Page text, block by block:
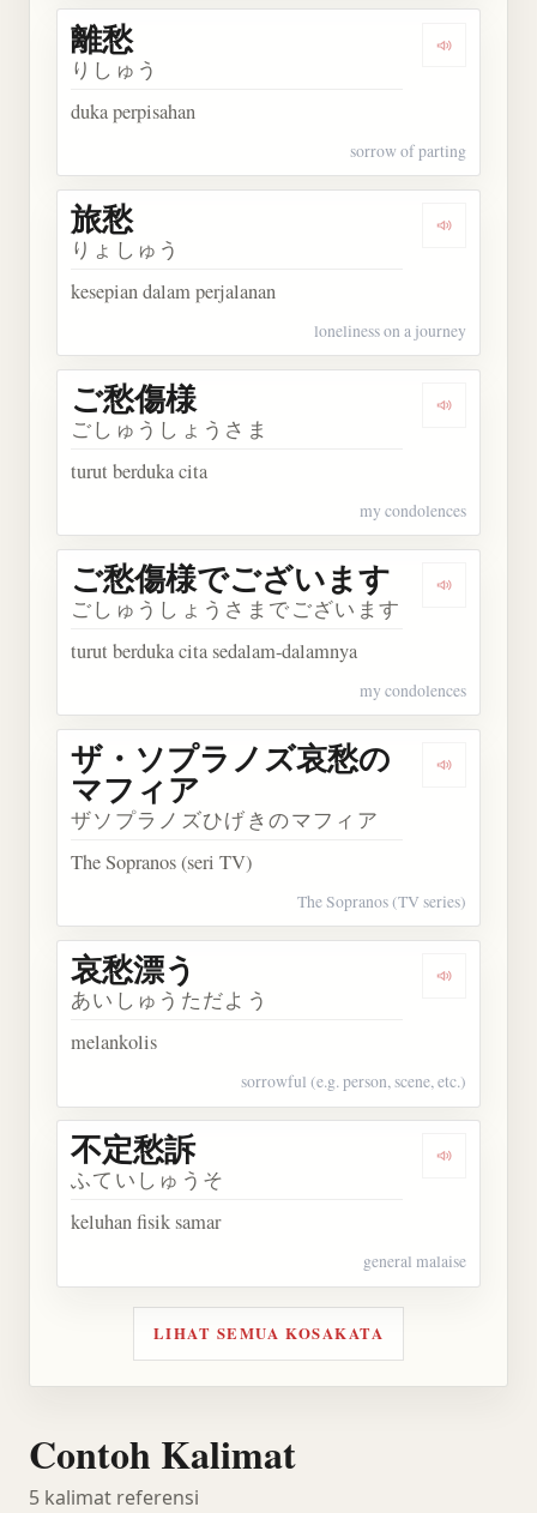
Dengarkan
離愁
りしゅう
duka perpisahan
sorrow of parting
Dengarkan
旅愁
りょしゅう
kesepian dalam perjalanan
loneliness on a journey
Dengarkan
ご愁傷様
ごしゅうしょうさま
turut berduka cita
my condolences
Dengarkan
ご愁傷様でございます
ごしゅうしょうさまでございます
turut berduka cita sedalam-dalamnya
my condolences
ザ・ソプラノズ哀愁の
マフィア
ザソプラノズひげきのマフィア
The Sopranos (seri TV)
The Sopranos (TV series)
Dengarkan
哀愁漂う
あいしゅうただよう
melankolis
sorrowful (e.g. person, scene, etc.)
Dengarkan
不定愁訴
ふていしゅうそ
keluhan fisik samar
general malaise
LIHAT SEMUA KOSAKATA
Contoh Kalimat
5 kalimat referensi